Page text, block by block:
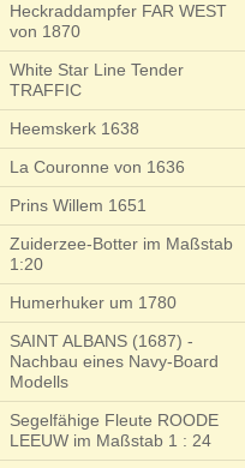
Heckraddampfer FAR WEST
von 1870
White Star Line Tender
TRAFFIC
Heemskerk 1638
La Couronne von 1636
Prins Willem 1651
Zuiderzee-Botter im Maßstab
1:20
Humerhuker um 1780
SAINT ALBANS (1687) -
Nachbau eines Navy-Board
Modells
Segelfähige Fleute ROODE
LEEUW im Maßstab 1 : 24